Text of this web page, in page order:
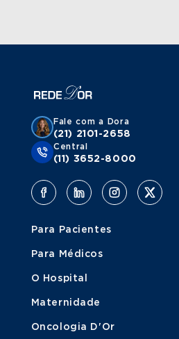
Fale com a Dora
(21) 2101-2658
Central
(11) 3652-8000
Para Pacientes
Para Médicos
O Hospital
Maternidade
Oncologia D'Or